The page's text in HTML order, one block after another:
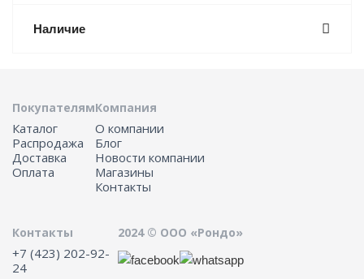
Наличие
Покупателям
Каталог
Распродажа
Доставка
Оплата
Компания
О компании
Блог
Новости компании
Магазины
Контакты
Контакты
+7 (423) 202-92-
24
2024 © ООО «Рондо»